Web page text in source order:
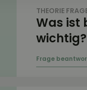
THEORIE
Was ist
wichtig?